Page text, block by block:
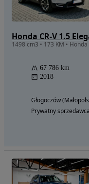
Honda CR-V 1.5
67 786 km
2018
Głogoczów
Prywatny